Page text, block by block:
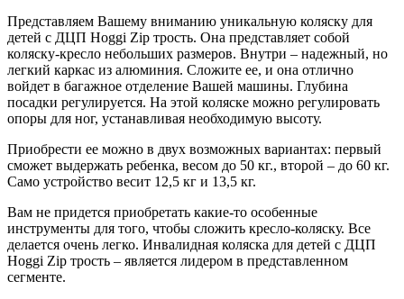
Представляем Вашему вниманию уникальную коляску для
детей с ДЦП Hoggi Zip трость. Она представляет собой
коляску-кресло небольших размеров. Внутри – надежный, но
легкий каркас из алюминия. Сложите ее, и она отлично
войдет в багажное отделение Вашей машины. Глубина
посадки регулируется. На этой коляске можно регулировать
опоры для ног, устанавливая необходимую высоту.
Приобрести ее можно в двух возможных вариантах: первый
сможет выдержать ребенка, весом до 50 кг., второй – до 60 кг.
Само устройство весит 12,5 кг и 13,5 кг.
Вам не придется приобретать какие-то особенные
инструменты для того, чтобы сложить кресло-коляску. Все
делается очень легко. Инвалидная коляска для детей с ДЦП
Hoggi Zip трость – является лидером в представленном
сегменте.